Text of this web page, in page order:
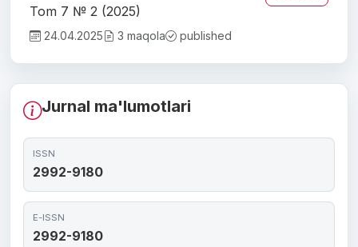
Tom 7 № 2 (2025)
24.04.2025 3 maqola published
Jurnal ma'lumotlari
ISSN
2992-9180
E-ISSN
2992-9180